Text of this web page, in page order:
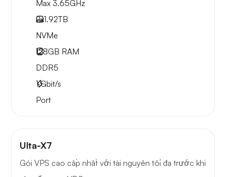
Max 3.65GHz
2x1.92TB
NVMe
128GB RAM
DDR5
1Gbit/s
Port
Ulta-X7
Gói VPS cao cấp nhất với tài nguyên tối đa trước khi